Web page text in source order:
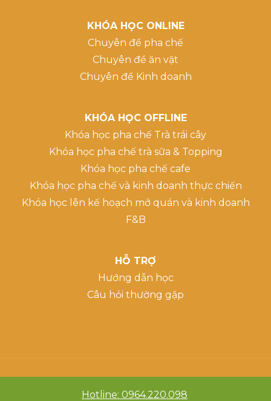
KHÓA HỌC ONLINE
Chuyên đề pha chế
Chuyên đề ăn vặt
Chuyên đề Kinh doanh
KHÓA HỌC OFFLINE
Khóa học pha chế Trà trái cây
Khóa học pha chế trà sữa & Topping
Khóa học pha chế cafe
Khóa học pha chế và kinh doanh thực chiến
Khóa học lên kế hoạch mở quán và kinh doanh
F&B
HỖ TRỢ
Hướng dẫn học
Câu hỏi thường gặp
Hotline: 0964.220.098